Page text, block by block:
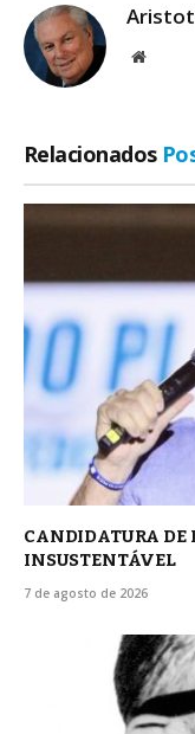
Site
Relacionados
CANDIDATURA DE
INSUSTENTÁVEL
7 de agosto de 2026